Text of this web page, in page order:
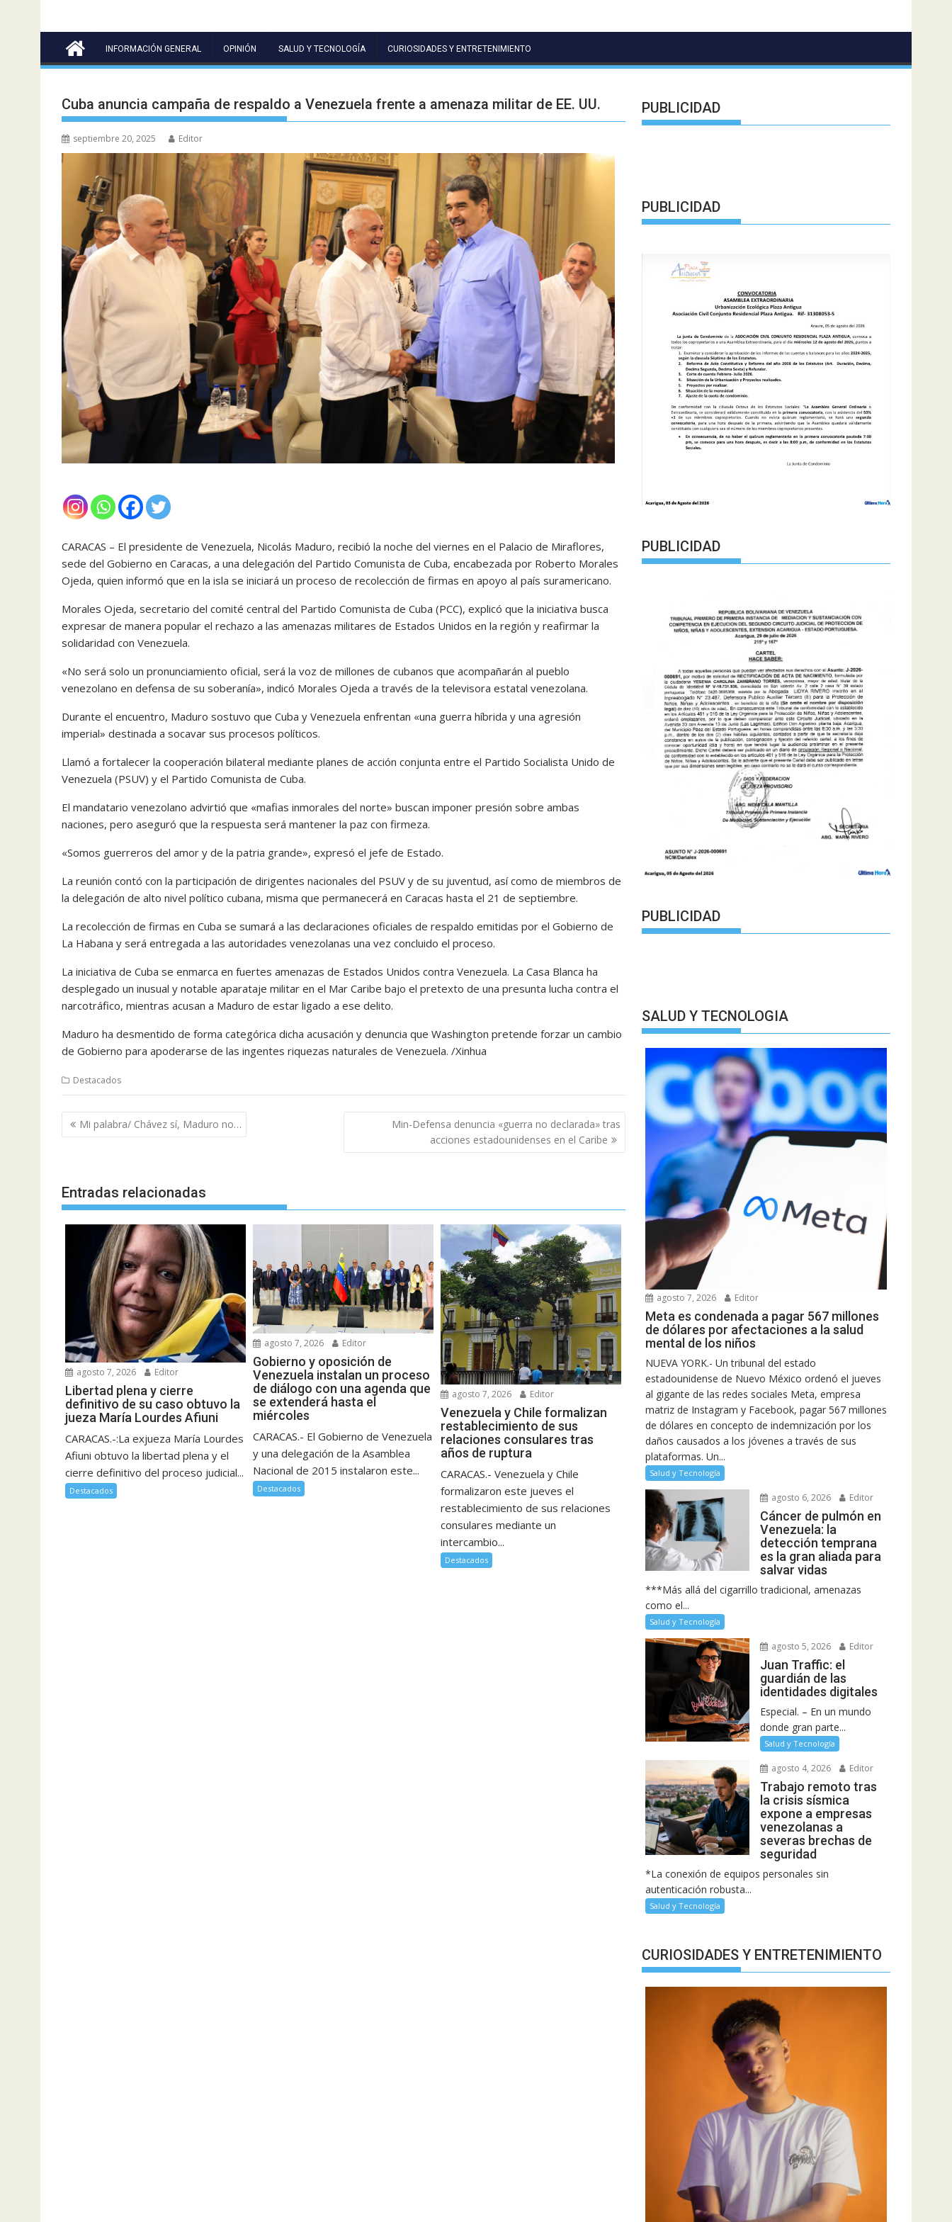
INFORMACIÓN GENERAL OPINIÓN SALUD Y TECNOLOGÍA CURIOSIDADES Y ENTRETENIMIENTO
Cuba anuncia campaña de respaldo a Venezuela frente a amenaza militar de EE. UU.
septiembre 20, 2025 Editor
CARACAS – El presidente de Venezuela, Nicolás Maduro, recibió la noche del viernes en el Palacio de Miraflores,
sede del Gobierno en Caracas, a una delegación del Partido Comunista de Cuba, encabezada por Roberto Morales
Ojeda, quien informó que en la isla se iniciará un proceso de recolección de firmas en apoyo al país suramericano.
Morales Ojeda, secretario del comité central del Partido Comunista de Cuba (PCC), explicó que la iniciativa busca
expresar de manera popular el rechazo a las amenazas militares de Estados Unidos en la región y reafirmar la
solidaridad con Venezuela.
«No será solo un pronunciamiento oficial, será la voz de millones de cubanos que acompañarán al pueblo
venezolano en defensa de su soberanía», indicó Morales Ojeda a través de la televisora estatal venezolana.
Durante el encuentro, Maduro sostuvo que Cuba y Venezuela enfrentan «una guerra híbrida y una agresión
imperial» destinada a socavar sus procesos políticos.
Llamó a fortalecer la cooperación bilateral mediante planes de acción conjunta entre el Partido Socialista Unido de
Venezuela (PSUV) y el Partido Comunista de Cuba.
El mandatario venezolano advirtió que «mafias inmorales del norte» buscan imponer presión sobre ambas
naciones, pero aseguró que la respuesta será mantener la paz con firmeza.
«Somos guerreros del amor y de la patria grande», expresó el jefe de Estado.
La reunión contó con la participación de dirigentes nacionales del PSUV y de su juventud, así como de miembros de
la delegación de alto nivel político cubana, misma que permanecerá en Caracas hasta el 21 de septiembre.
La recolección de firmas en Cuba se sumará a las declaraciones oficiales de respaldo emitidas por el Gobierno de
La Habana y será entregada a las autoridades venezolanas una vez concluido el proceso.
La iniciativa de Cuba se enmarca en fuertes amenazas de Estados Unidos contra Venezuela. La Casa Blanca ha
desplegado un inusual y notable aparataje militar en el Mar Caribe bajo el pretexto de una presunta lucha contra el
narcotráfico, mientras acusan a Maduro de estar ligado a ese delito.
Maduro ha desmentido de forma categórica dicha acusación y denuncia que Washington pretende forzar un cambio
de Gobierno para apoderarse de las ingentes riquezas naturales de Venezuela. /Xinhua
Destacados
Navegación
de
Mi palabra/ Chávez sí, Maduro no…
Min-Defensa denuncia «guerra no declarada» tras
acciones estadounidenses en el Caribe
Entradas relacionadas
agosto 7, 2026 Editor
Libertad plena y cierre
definitivo de su caso obtuvo la
jueza María Lourdes Afiuni
CARACAS.-:La exjueza María Lourdes
Afiuni obtuvo la libertad plena y el
cierre definitivo del proceso judicial...
Destacados
agosto 7, 2026 Editor
Gobierno y oposición de
Venezuela instalan un proceso
de diálogo con una agenda que
se extenderá hasta el
miércoles
CARACAS.- El Gobierno de Venezuela
y una delegación de la Asamblea
Nacional de 2015 instalaron este...
Destacados
agosto 7, 2026 Editor
Venezuela y Chile formalizan
restablecimiento de sus
relaciones consulares tras
años de ruptura
CARACAS.- Venezuela y Chile
formalizaron este jueves el
restablecimiento de sus relaciones
consulares mediante un
intercambio...
Destacados
PUBLICIDAD
PUBLICIDAD
PUBLICIDAD
PUBLICIDAD
SALUD Y TECNOLOGIA
agosto 7, 2026 Editor
Meta es condenada a pagar 567 millones
de dólares por afectaciones a la salud
mental de los niños
NUEVA YORK.- Un tribunal del estado
estadounidense de Nuevo México ordenó el jueves
al gigante de las redes sociales Meta, empresa
matriz de Instagram y Facebook, pagar 567 millones
de dólares en concepto de indemnización por los
daños causados a los jóvenes a través de sus
plataformas. Un...
Salud y Tecnología
agosto 6, 2026 Editor
Cáncer de pulmón en
Venezuela: la
detección temprana
es la gran aliada para
salvar vidas
***Más allá del cigarrillo tradicional, amenazas
como el...
Salud y Tecnología
agosto 5, 2026 Editor
Juan Traffic: el
guardián de las
identidades digitales
Especial. – En un mundo
donde gran parte...
Salud y Tecnología
agosto 4, 2026 Editor
Trabajo remoto tras
la crisis sísmica
expone a empresas
venezolanas a
severas brechas de
seguridad
*La conexión de equipos personales sin
autenticación robusta...
Salud y Tecnología
CURIOSIDADES Y ENTRETENIMIENTO